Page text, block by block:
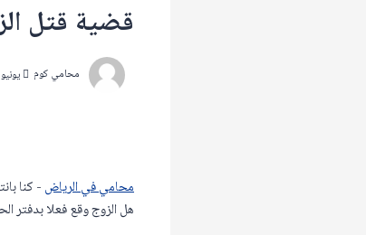
قضية قتل
محامي كوم يونيو 17, 2024
محامي في الرياض- كنا
هل الزوج وقع فعلا بدفتر